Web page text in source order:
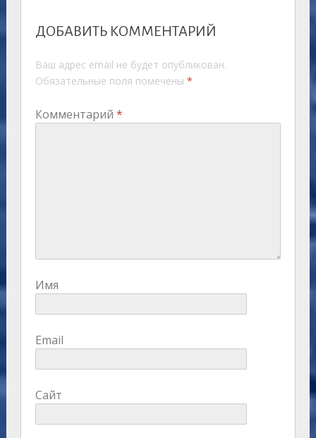
ДОБАВИТЬ КОММЕНТАРИЙ
Ваш адрес email не будет опубликован.
Обязательные поля помечены *
Комментарий *
Имя
Email
Сайт